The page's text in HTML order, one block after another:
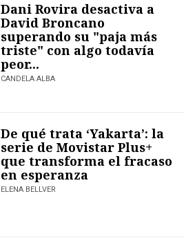
Dani Rovira desactiva a
David Broncano
superando su "paja más
triste" con algo todavía
peor...
CANDELA ALBA
De qué trata ‘Yakarta’: la
serie de Movistar Plus+
que transforma el fracaso
en esperanza
ELENA BELLVER